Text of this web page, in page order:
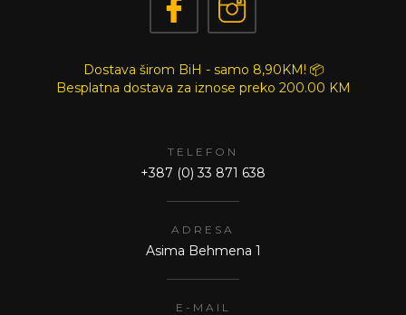
Dostava širom BiH - samo 8,90KM! 📦
Besplatna dostava za iznose preko 200.00 KM
TELEFON
+387 (0) 33 871 638
ADRESA
Asima Behmena 1
E-MAIL